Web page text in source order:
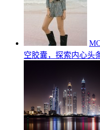
空胶囊，探索内心头